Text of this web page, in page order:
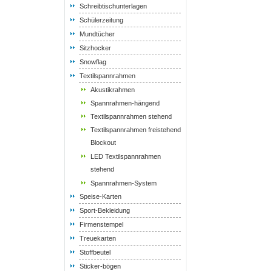
Schreibtischunterlagen
Schülerzeitung
Mundtücher
Sitzhocker
Snowflag
Textilspannrahmen
Akustikrahmen
Spannrahmen-hängend
Textilspannrahmen stehend
Textilspannrahmen freistehend
Blockout
LED Textilspannrahmen
stehend
Spannrahmen-System
Speise-Karten
Sport-Bekleidung
Firmenstempel
Treuekarten
Stoffbeutel
Sticker-bögen